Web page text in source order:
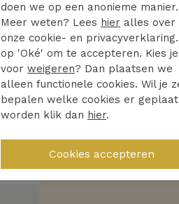
Nieuw
64.97
doen we op een anonieme manier.
Meer weten? Lees hier alles over
onze cookie- en
op 'Oké' om te accepteren. Kies je
voor weigeren? Dan plaatsen we
alleen functionele cookies. Wil je
bepalen welke cookies er
worden klik dan hier.